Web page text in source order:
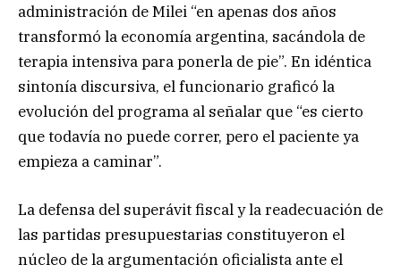
administración de Milei “en apenas dos años
transformó la economía argentina, sacándola de
terapia intensiva para ponerla de pie”. En idéntica
sintonía discursiva, el funcionario graficó la
evolución del programa al señalar que “es cierto
que todavía no puede correr, pero el paciente ya
empieza a caminar”.
La defensa del superávit fiscal y la readecuación de
las partidas presupuestarias constituyeron el
núcleo de la argumentación oficialista ante el